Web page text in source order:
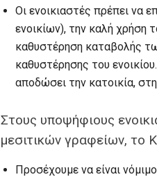
Οι ενοικιαστές πρέπει να
ενοικίων), την καλή χρήση
καθυστέρηση καταβολής
καθυστέρησης του
αποδώσει την κατοικία,
Στους υποψήφιους
μεσιτικών γραφείων, το
Προσέχουμε να είναι νόμιμο